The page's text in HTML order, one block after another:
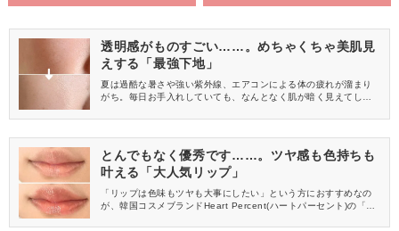
透明感がものすごい……。めちゃくちゃ美肌見
えする「最強下地」
夏は過酷な暑さや強い紫外線、エアコンによる体の疲れが溜まり
がち。毎日お手入れしていても、なんとなく肌が暗く見えてしま
んか？今回は、そんなお疲れモードの肌も明るく見せてくれる「V
プライマー」をご紹介しますね♡
とんでもなく優秀です……。ツヤ感も色持ちも
叶える「大人気リップ」
「リップは色味もツヤも大事にしたい」という方におすすめなの
が、韓国コスメブランドHeart Percent(ハートパーセント)の「ド